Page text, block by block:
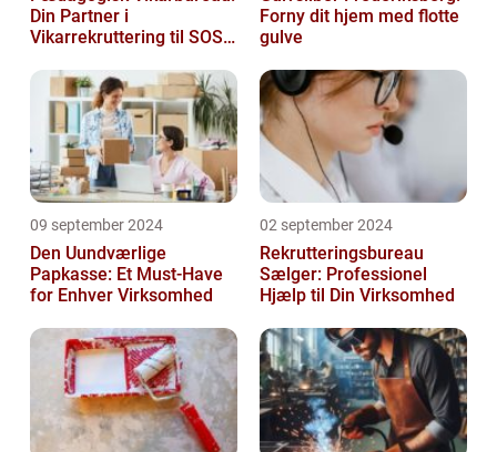
Din Partner i
Vikarrekruttering til SOSU
Forny dit hjem med flotte
gulve
09 september 2024
Den Uundværlige
Papkasse: Et Must-Have
for Enhver Virksomhed
02 september 2024
Rekrutteringsbureau
Sælger: Professionel
Hjælp til Din Virksomhed